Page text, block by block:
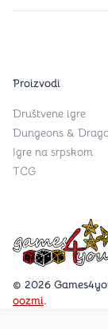
Games4you logo
© 2026
oozmi.
Proizvodi
Društvene igre
Dungeons &
Igre na srpskom
TCG